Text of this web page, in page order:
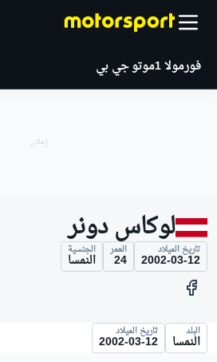
فورمولا 1 موتو جي بي
لوكاس دونر
تاريخ الميلاد
2002-03-12
العمر
24
الجنسية
النمسا
البلد
النمسا
تاريخ الميلاد
2002-03-12